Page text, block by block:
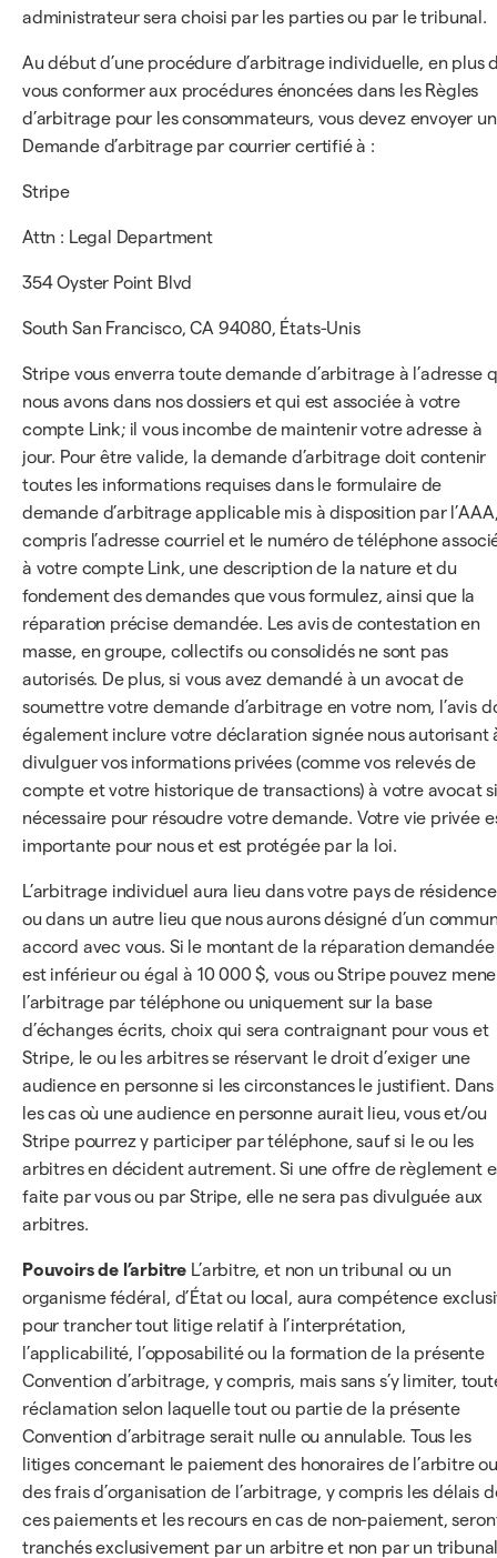
administrateur sera choisi par les parties ou par le tribunal.
Au début d’une procédure d’arbitrage individuelle, en plus
vous conformer aux procédures énoncées dans les Règles
d’arbitrage pour les consommateurs, vous devez envoyer
Demande d’arbitrage par courrier certifié à :
Stripe
Attn : Legal Department
354 Oyster Point Blvd
South San Francisco, CA 94080, États-Unis
Stripe vous enverra toute demande d’arbitrage à l’adresse
nous avons dans nos dossiers et qui est associée à votre
compte Link; il vous incombe de maintenir votre adresse à
jour. Pour être valide, la demande d’arbitrage doit contenir
toutes les informations requises dans le formulaire de
demande d’arbitrage applicable mis à disposition par
compris l’adresse courriel et le numéro de téléphone
à votre compte Link, une description de la nature et du
fondement des demandes que vous formulez, ainsi que la
réparation précise demandée. Les avis de contestation en
masse, en groupe, collectifs ou consolidés ne sont pas
autorisés. De plus, si vous avez demandé à un avocat de
soumettre votre demande d’arbitrage en votre nom, l’avis
également inclure votre déclaration signée nous autorisant
divulguer vos informations privées (comme vos relevés de
compte et votre historique de transactions) à votre avocat
nécessaire pour résoudre votre demande. Votre vie privée
importante pour nous et est protégée par la loi.
L’arbitrage individuel aura lieu dans votre pays de
ou dans un autre lieu que nous aurons désigné d’un
accord avec vous. Si le montant de la réparation demandée
est inférieur ou égal à 10 000 $, vous ou Stripe pouvez
l’arbitrage par téléphone ou uniquement sur la base
d’échanges écrits, choix qui sera contraignant pour vous et
Stripe, le ou les arbitres se réservant le droit d’exiger une
audience en personne si les circonstances le justifient. Dans
les cas où une audience en personne aurait lieu, vous et/ou
Stripe pourrez y participer par téléphone, sauf si le ou les
arbitres en décident autrement. Si une offre de règlement
faite par vous ou par Stripe, elle ne sera pas divulguée aux
arbitres.
Pouvoirs de l’arbitre L’arbitre, et non un tribunal ou un
organisme fédéral, d’État ou local, aura compétence
pour trancher tout litige relatif à l’interprétation,
l’applicabilité, l’opposabilité ou la formation de la présente
Convention d’arbitrage, y compris, mais sans s’y limiter,
réclamation selon laquelle tout ou partie de la présente
Convention d’arbitrage serait nulle ou annulable. Tous les
litiges concernant le paiement des honoraires de l’arbitre
des frais d’organisation de l’arbitrage, y compris les délais
ces paiements et les recours en cas de non-paiement,
tranchés exclusivement par un arbitre et non par un